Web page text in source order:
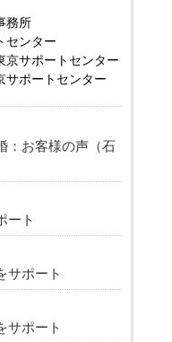
務所
センター
京サポートセンター
サポートセンター
：お客様の声（石
ート
サポート
サポート